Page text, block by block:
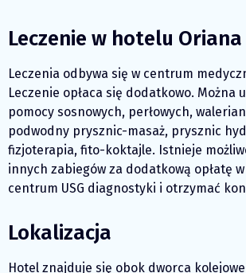
Leczenie w hotelu Oriana
Leczenia odbywa się w centrum
Leczenie opłaca się dodatkowo. Można
pomocy sosnowych, perłowych,
podwodny prysznic-masaż, prysznic
fizjoterapia, fito-koktajle. Istnieje
innych zabiegów za dodatkową opłatę
centrum USG diagnostyki i otrzymać
Lokalizacja
Hotel znajduje się obok dworca